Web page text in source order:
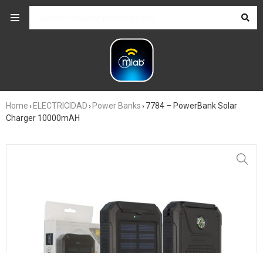
Home › ELECTRICIDAD › Power Banks › 7784 – PowerBank Solar
Charger 10000mAH